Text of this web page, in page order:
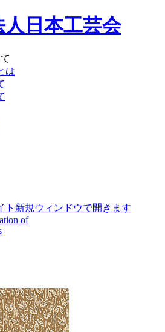
は
ト 新規ウィンドウで開きます
of